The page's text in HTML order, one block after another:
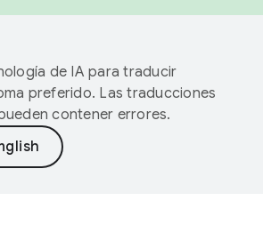
de IA para traducir
preferido. Las traducciones
contener errores.